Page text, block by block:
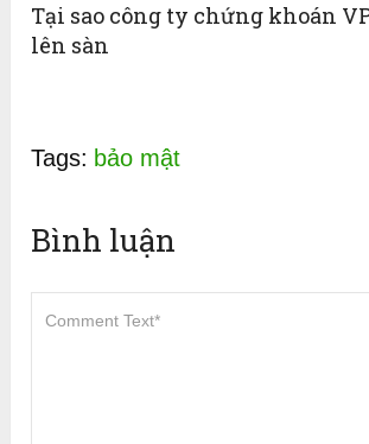
Tại sao công ty chứng khoán
lên sàn
Tags: bảo mật
Bình luận